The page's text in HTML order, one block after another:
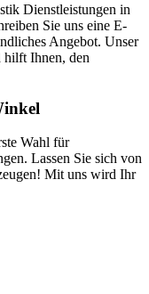
Dienstleistungen in
Sie uns eine E-
Angebot. Unser
hilft Ihnen, den
Wahl für
Lassen Sie sich von
Mit uns wird Ihr